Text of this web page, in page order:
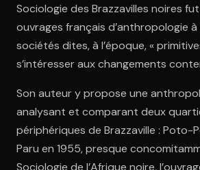
Sociologie des Brazzavilles noires
ouvrages français d’anthropologie à
sociétés dites, à l’époque, «
s’intéresser aux changements
Son auteur y propose une
analysant et comparant deux
périphériques de Brazzaville : Poto-
Paru en 1955, presque
Sociologie de l’Afrique noire,